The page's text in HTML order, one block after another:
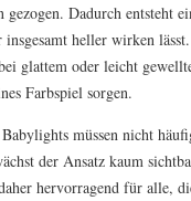
Dadurch entsteht
heller wirken
glattem oder leicht
Farbspiel sorgen.
müssen nicht
der Ansatz kaum
hervorragend für alle,